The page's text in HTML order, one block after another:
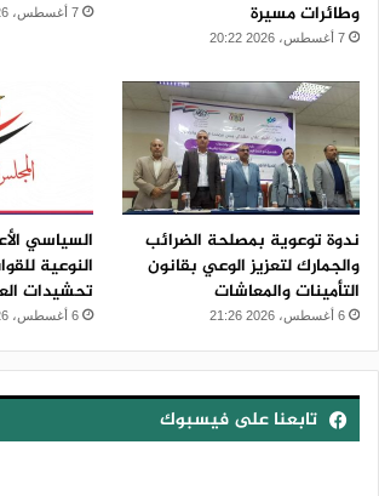
وطائرات مسيرة
7 أغسطس، 2026 20:22
7 أغسطس، 2026 14:19
ندوة توعوية بمصلحة الضرائب
والجمارك لتعزيز الوعي بقانون
التأمينات والمعاشات
6 أغسطس، 2026 21:26
السياسي
النوعية
تحشيدات
6 أغسطس، 2026 20:22
تابعنا على فيسبوك